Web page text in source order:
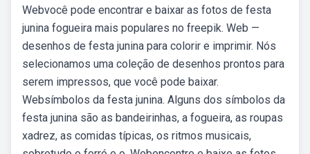
Webvocê pode encontrar e baixar as fotos de festa
junina fogueira mais populares no freepik. Web —
desenhos de festa junina para colorir e imprimir. Nós
selecionamos uma coleção de desenhos prontos para
serem impressos, que você pode baixar.
Websímbolos da festa junina. Alguns dos símbolos da
festa junina são as bandeirinhas, a fogueira, as roupas
xadrez, as comidas típicas, os ritmos musicais,